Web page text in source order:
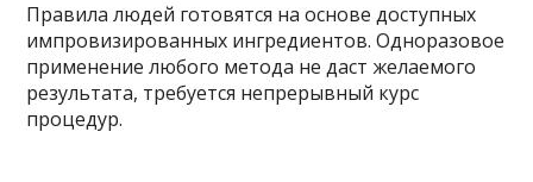
Правила людей готовятся на основе доступных
импровизированных ингредиентов. Одноразовое
применение любого метода не даст желаемого
результата, требуется непрерывный курс
процедур.